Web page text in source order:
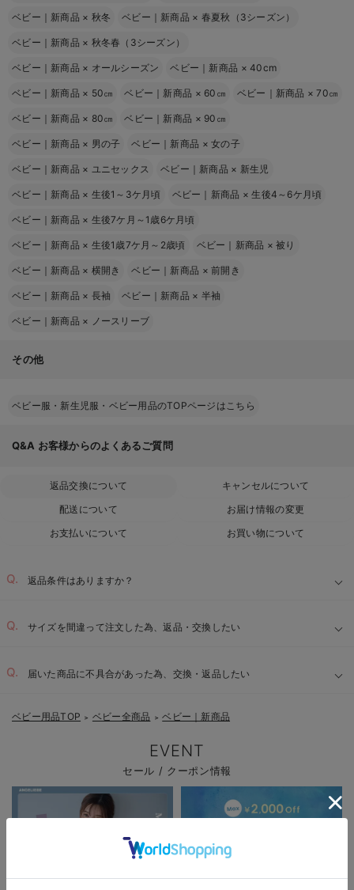
ベビー｜新商品 × 秋冬 ベビー｜新商品 × 春夏秋（3シーズン）
ベビー｜新商品 × 秋冬春（3シーズン）
ベビー｜新商品 × オールシーズン ベビー｜新商品 ×40cm
ベビー｜新商品 × 50㎝ ベビー｜新商品 × 60㎝ ベビー｜新商品 ×70㎝
ベビー｜新商品 × 80㎝ ベビー｜新商品 × 90㎝
ベビー｜新商品 × 男の子 ベビー｜新商品 ×女の子
ベビー｜新商品 × ユニセックス ベビー｜新商品 × 新生児
ベビー｜新商品 × 生後1～3ケ月頃 ベビー｜新商品 ×生後4～6ケ月頃
ベビー｜新商品 × 生後7ケ月～1歳6ケ月頃
ベビー｜新商品 × 生後1歳7ケ月～2歳頃 ベビー｜新商品 ×被り
ベビー｜新商品 × 横開き ベビー｜新商品 ×前開き
ベビー｜新商品 × 長袖 ベビー｜新商品 × 半袖
ベビー｜新商品 × ノースリーブ
その他
ベビー服・新生児服・ベビー用品のTOPページはこちら
Q&A お客様からのよくあるご質問
返品交換について
キャンセルについて
配送について
お届け情報の変更
お支払いについて
お買い物について
返品条件はありますか？
サイズを間違って注文した為、返品・交換したい
届いた商品に不具合があった為、交換・返品したい
お気に入り商品を確認する
ベビー用品TOP ＞ ベビー全商品 ＞ ベビー｜新商品
EVENT
セール / クーポン情報